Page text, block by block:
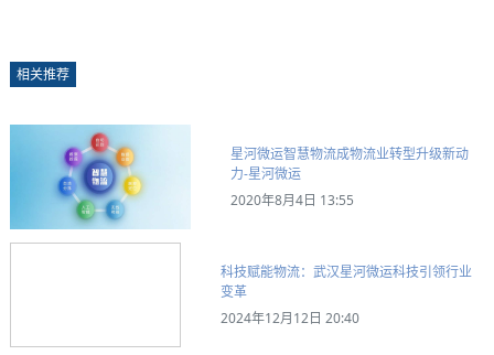
相关推荐
星河微运智慧物流成物流业转型升级新动
力-星河微运
2020年8月4日 13:55
科技赋能物流：武汉星河微运科技引领行业
变革
2024年12月12日 20:40